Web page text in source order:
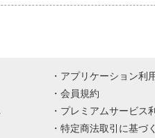
アプリケーション利
会員規約
プレミアムサービス
特定商法取引に基づ